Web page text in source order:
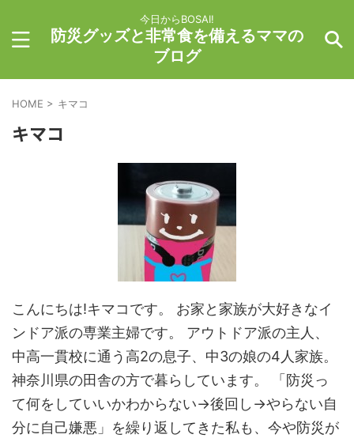
今日からBOSAI!
防災グッズと非常食を備えるママの
ブログ
HOME > キマコ
キマコ
こんにちは!キマコです。 お家と家族が大好きなイ
ンドア派の専業主婦です。 アウトドア派の主人、
中高一貫校に通う高2の息子、中3の娘の4人家族。
神奈川県の田舎の方で暮らしています。 「防災っ
て何をしていいかわからない→後回し→やらない自
分に自己嫌悪」を繰り返してきた私も、今や防災が